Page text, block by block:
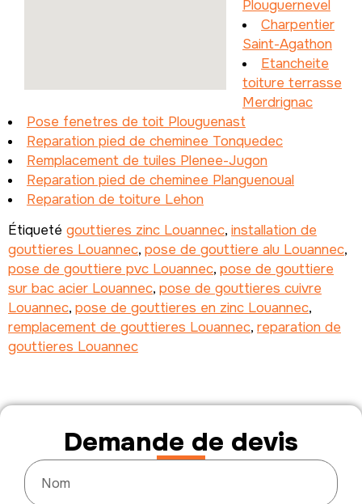
Plouguernevel
Charpentier
Saint-Agathon
Etancheite
toiture terrasse
Merdrignac
Pose fenetres de toit Plouguenast
Reparation pied de cheminee Tonquedec
Remplacement de tuiles Plenee-Jugon
Reparation pied de cheminee Planguenoual
Reparation de toiture Lehon
Étiqueté gouttieres zinc Louannec, installation de
gouttieres Louannec, pose de gouttiere alu Louannec,
pose de gouttiere pvc Louannec, pose de gouttiere
sur bac acier Louannec, pose de gouttieres cuivre
Louannec, pose de gouttieres en zinc Louannec,
remplacement de gouttieres Louannec, reparation de
gouttieres Louannec
Demande de devis